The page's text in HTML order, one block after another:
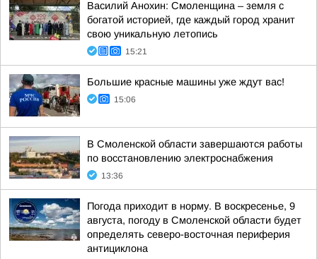
Василий Анохин: Смоленщина – земля с
богатой историей, где каждый город хранит
свою уникальную летопись
15:21
Большие красные машины уже ждут вас!
15:06
В Смоленской области завершаются работы
по восстановлению электроснабжения
13:36
Погода приходит в норму. В воскресенье, 9
августа, погоду в Смоленской области будет
определять северо-восточная периферия
антициклона